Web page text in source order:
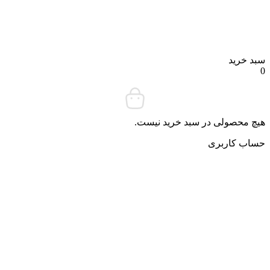
سبد خرید
0
هیچ محصولی در سبد خرید نیست.
حساب کاربری